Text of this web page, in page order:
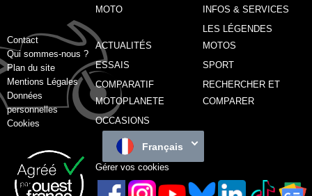
Contact
Qui sommes-nous ?
Plan du site
Mentions Légales
Données
personnelles
Cookies
MOTO
INFOS & SERVICES
ACTUALITÉS
LES LÉGENDES
MOTOS
ESSAIS
SPORT
COMPARATIF
MOTOPLANETE
RECHERCHER ET
COMPARER
OCCASIONS
Français
Gérer vos cookies